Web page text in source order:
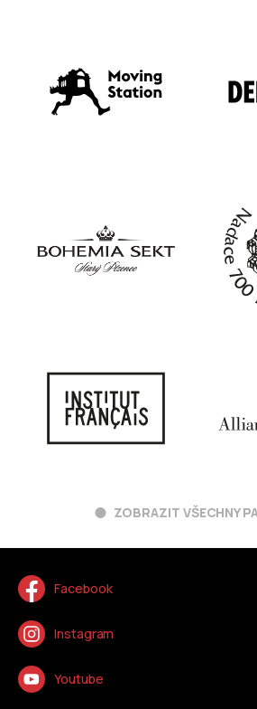
ZOBRAZIT VŠECHNY
Facebook
Instagram
Youtube